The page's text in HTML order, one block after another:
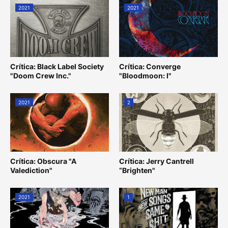
2021
Crítica: Black Label Society
"Doom Crew Inc."
2021
Crítica: Converge
"Bloodmoon: I"
2021
Crítica: Obscura "A
Valediction"
2
Crítica: Jerry Cantrell
“Brighten"
2021 1